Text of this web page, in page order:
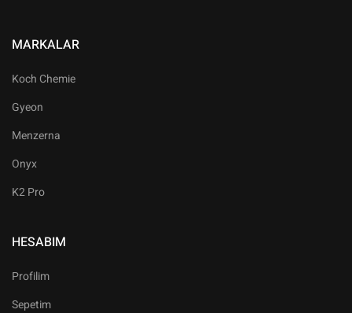
MARKALAR
Koch Chemie
Gyeon
Menzerna
Onyx
K2 Pro
HESABIM
Profilim
Sepetim